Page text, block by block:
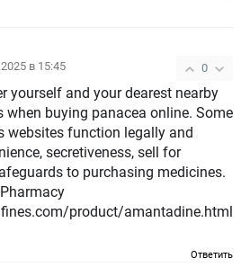
0
в 15:45
yourself and your dearest nearby
when buying panacea online. Some
websites function legally and
secretiveness, sell for
to purchasing medicines.
product/amantadine.html
Ответить